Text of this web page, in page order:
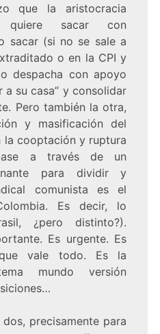
que la aristocracia
sacar con
sacar (si no se sale a
o en la CPI y
despacha con apoyo
a su casa” y consolidar
Pero también la otra,
y masificación del
cooptación y ruptura
a través de un
para dividir y
comunista es el
Es decir, lo
¿pero distinto?).
Es urgente. Es
vale todo. Es la
mundo versión
precisamente para